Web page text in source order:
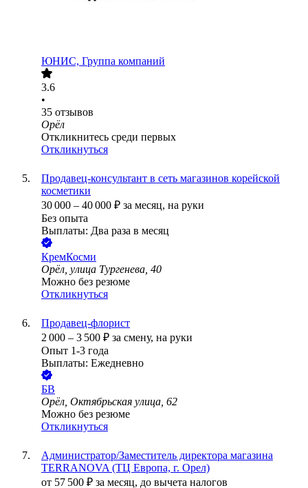
ЮНИС, Группа компаний
3.6
•
35 отзывов
Орёл
Откликнитесь среди первых
Откликнуться
Продавец-консультант в сеть магазинов корейской
косметики
30 000 – 40 000 ₽ за месяц, на руки
Без опыта
Выплаты: Два раза в месяц
КремКосми
Орёл, улица Тургенева, 40
Можно без резюме
Откликнуться
Продавец-флорист
2 000 – 3 500 ₽ за смену, на руки
Опыт 1-3 года
Выплаты: Ежедневно
БВ
Орёл, Октябрьская улица, 62
Можно без резюме
Откликнуться
Администратор/Заместитель директора магазина
TERRANOVA (ТЦ Европа, г. Орел)
от 57 500 ₽ за месяц, до вычета налогов